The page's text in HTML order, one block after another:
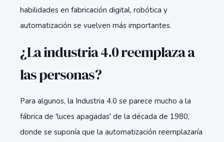
habilidades en fabricación digital, robótica y
automatización se vuelven más importantes.
¿La industria 4.0 reemplaza a
las personas?
Para algunos, la Industria 4.0 se parece mucho a la
fábrica de 'luces apagadas' de la década de 1980,
donde se suponía que la automatización reemplazaría